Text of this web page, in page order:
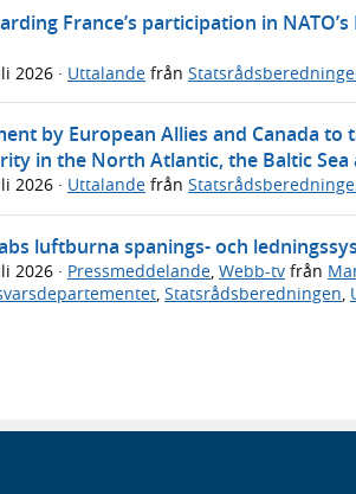
France’s participation in
2026 · Uttalande från
by European Allies and Canada
in the North Atlantic, the Baltic Sea
2026 · Uttalande från
luftburna spanings- och
2026 · Pressmeddelande, Webb-tv från
, Statsrådsberedningen,